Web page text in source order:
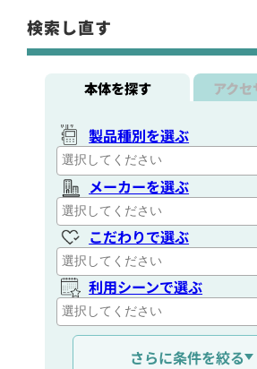
検索し直す
本体を探す アク
製品種別を選ぶ
メーカーを選ぶ
こだわりで選ぶ
利用シーンで選ぶ
通信距離を選ぶ
さらに条件を絞る